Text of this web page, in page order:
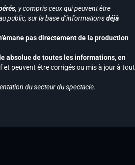
y compris ceux qui peuvent être
public, sur la base d’informationsdéjà
pas directement de la production
absolue de toutes les informations, en
peuvent être corrigés ou mis à jour à tout
du secteur du spectacle.